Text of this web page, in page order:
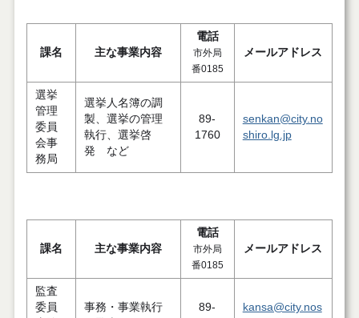
課名 主な事業内容
電話
市外局
番0185
メールアドレス
選挙
管理
委員
会事
務局
選挙人名簿の調
製、選挙の管理
執行、選挙啓
発 など
89-
1760
senkan@city.no
shiro.lg.jp
課名 主な事業内容
電話
市外局
番0185
メールアドレス
監査
委員
事務・事業執行
89-
kansa@city.nos